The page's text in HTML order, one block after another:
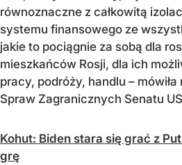
równoznaczne z całkowitą
systemu finansowego ze
jakie to pociągnie za sobą dla
mieszkańców Rosji, dla ich
pracy, podróży, handlu –
Spraw Zagranicznych Senatu
Kohut: Biden stara się grać z
grę